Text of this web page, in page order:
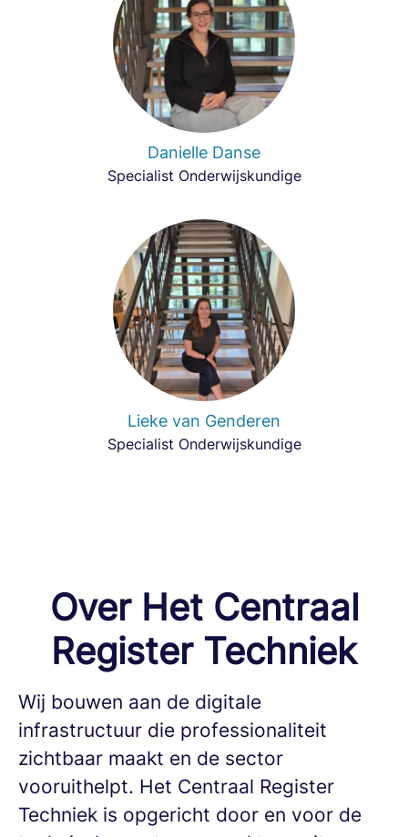
Danielle Danse
Specialist Onderwijskundige
Lieke van Genderen
Specialist Onderwijskundige
Over Het Centraal
Register Techniek
Wij bouwen aan de digitale
infrastructuur die professionaliteit
zichtbaar maakt en de sector
vooruithelpt. Het Centraal Register
Techniek is opgericht door en voor de